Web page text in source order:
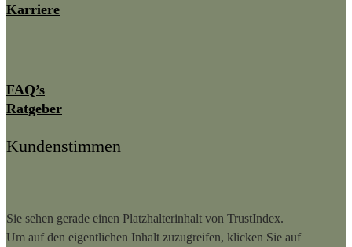
Karriere
FAQ’s
Ratgeber
Kundenstimmen
Sie sehen gerade einen Platzhalterinhalt von TrustIndex.
Um auf den eigentlichen Inhalt zuzugreifen, klicken Sie auf